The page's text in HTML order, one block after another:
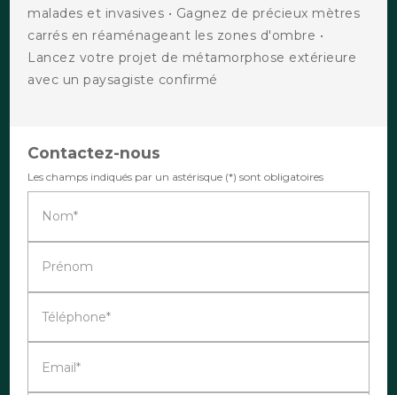
malades et invasives • Gagnez de précieux mètres
carrés en réaménageant les zones d'ombre •
Lancez votre projet de métamorphose extérieure
avec un paysagiste confirmé
Contactez-nous
Les champs indiqués par un astérisque (*) sont obligatoires
Nom*
Prénom
Téléphone*
Email*